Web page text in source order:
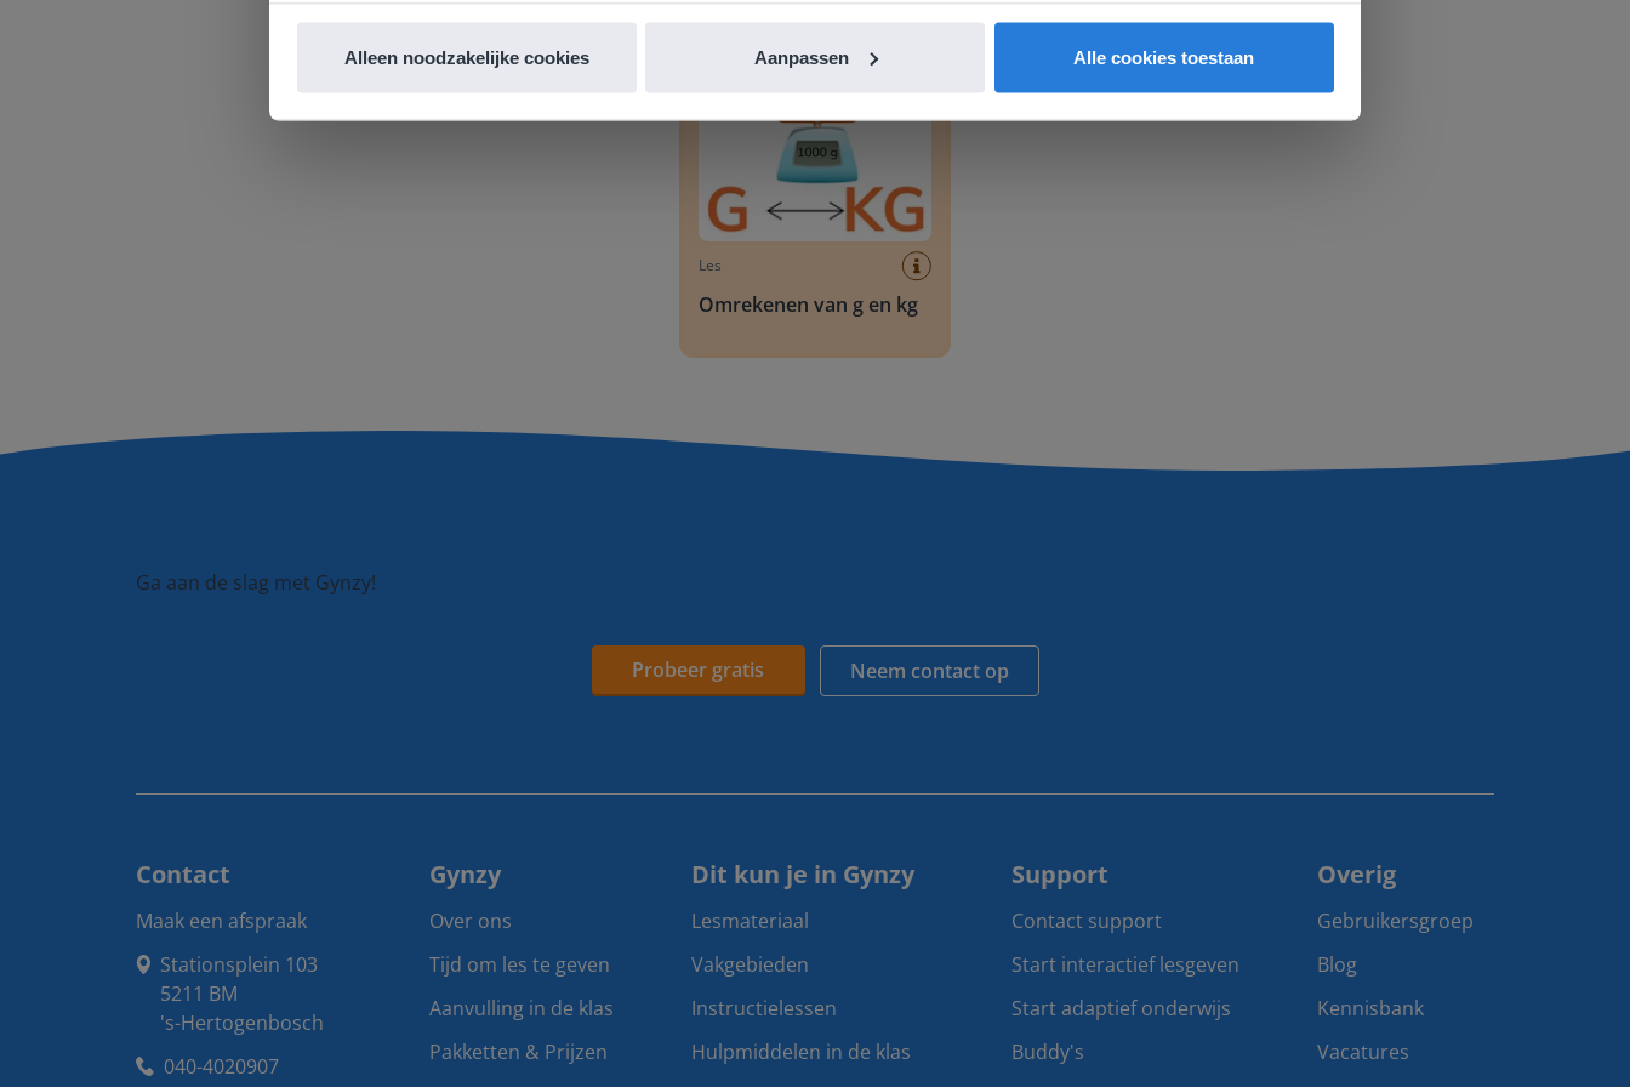
Alleen noodzakelijke cookies Aanpassen Alle cookies toestaan
Les
Omrekenen van g en kg
Ga aan de slag met Gynzy!
Probeer gratis Neem contact op
Contact
Maak een afspraak
Stationsplein 103
5211 BM
's-Hertogenbosch
040-4020907
Gynzy
Over ons
Tijd om les te geven
Aanvulling in de klas
Pakketten & Prijzen
Dit kun je in Gynzy
Lesmateriaal
Vakgebieden
Instructielessen
Hulpmiddelen in de klas
Support
Contact support
Start interactief lesgeven
Start adaptief onderwijs
Buddy's
Overig
Gebruikersgroep
Blog
Kennisbank
Vacatures